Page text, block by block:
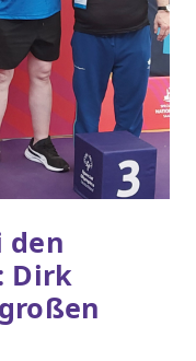
den
Dirk